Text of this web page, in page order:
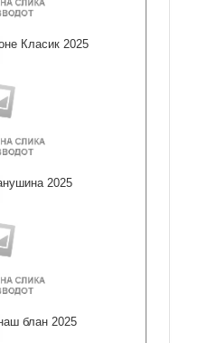
Класик 2025
2025
блан 2025